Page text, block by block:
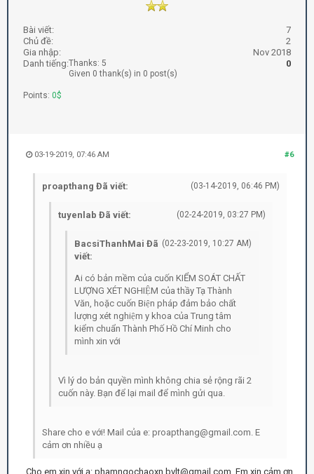
Bài viết:
7
Chủ đề:
2
Gia nhập:
Nov 2018
Danh tiếng:
0
Thanks: 5
Given 0 thank(s) in 0 post(s)
Points: 0$
#6
03-19-2019, 07:46 AM
(03-14-2019, 06:46 PM)
proapthang Đã viết:
(02-24-2019, 03:27 PM)
tuyenlab Đã viết:
(02-23-2019, 10:27 AM)
BacsiThanhMai Đã
viết:
Ai có bản mềm của cuốn KIỂM SOÁT CHẤT
LƯỢNG XÉT NGHIỆM của thầy Tạ Thành
Văn, hoặc cuốn Biện pháp đảm bảo chất
lượng xét nghiệm y khoa của Trung tâm
kiểm chuẩn Thành Phố Hồ Chí Minh cho
mình xin với
Vì lý do bản quyền mình không chia sẻ rộng rãi 2
cuốn này. Bạn để lại mail để mình gửi qua.
Share cho e với! Mail của e: proapthang@gmail.com. E
cảm ơn nhiều ạ
Cho em xin với ạ: phamngochaoxn.bvlt@gmail.com. Em xin cảm ơn